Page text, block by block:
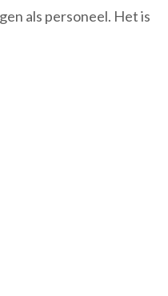
als personeel. Het is